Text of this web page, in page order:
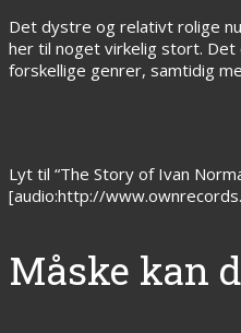
Det dystre og relativt rolige
her til noget virkelig stort.
forskellige genrer, samtidig
Lyt til “The Story of Ivan
[audio:http://
Måske kan